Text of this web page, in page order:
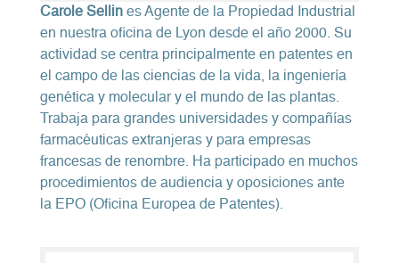
Carole Sellin es Agente de la Propiedad Industrial
en nuestra oficina de Lyon desde el año 2000. Su
actividad se centra principalmente en patentes en
el campo de las ciencias de la vida, la ingeniería
genética y molecular y el mundo de las plantas.
Trabaja para grandes universidades y compañías
farmacéuticas extranjeras y para empresas
francesas de renombre. Ha participado en muchos
procedimientos de audiencia y oposiciones ante
la EPO (Oficina Europea de Patentes).